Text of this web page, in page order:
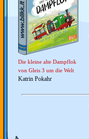
Die kleine alte Dampflok
von Gleis 3 um die Welt
Katrin Pokahr